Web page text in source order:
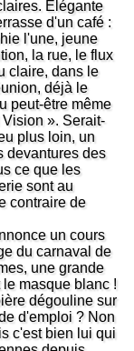
Élégante
d'un café :
l'une, jeune
la rue, le flux
claire, dans le
déjà le
peut-être même
». Serait-
plus loin, un
devantures des
ce que les
sont au
contraire de
un cours
du carnaval de
une grande
masque blanc !
dégouline sur
d'emploi ? Non
c'est bien lui qui